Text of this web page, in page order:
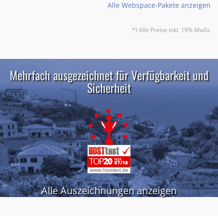
Alle Webspace-Pakete anzeigen
*) Alle Preise inkl. 19% MwSt.
Mehrfach ausgezeichnet für Verfügbarkeit und
Sicherheit
Alle Auszeichnungen anzeigen